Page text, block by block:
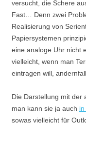
versucht, die Schere
Fast… Denn zwei
Realisierung von
Papiersystemen
eine analoge Uhr nicht
vielleicht, wenn man
eintragen will,
Die Darstellung mit der
man kann sie ja auch
sowas vielleicht für